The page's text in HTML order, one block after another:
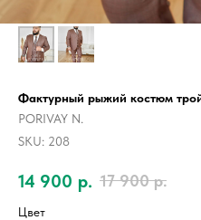
Фактурный рыжий костюм
PORIVAY N.
SKU: 208
14 900 р. 17 900 р.
Цвет